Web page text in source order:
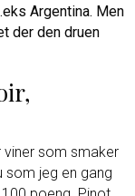
Argentina. Men
der den druen
viner som smaker
som jeg en gang